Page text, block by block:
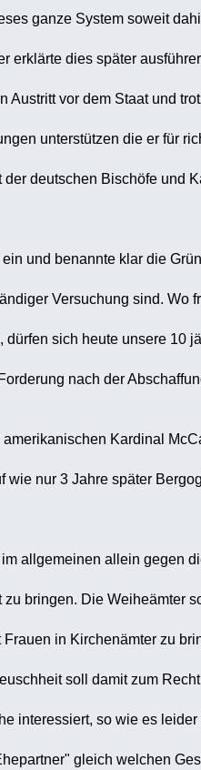
ganze System soweit
dies später
vor dem Staat und
unterstützen die er für
deutschen Bischöfe und
und benannte klar die
Versuchung sind. Wo
sich heute unsere 10
nach der
Kardinal
nur 3 Jahre später
allgemeinen allein gegen
bringen. Die Weiheämter
in Kirchenämter zu
soll damit zum
interessiert, so wie es
gleich welchen